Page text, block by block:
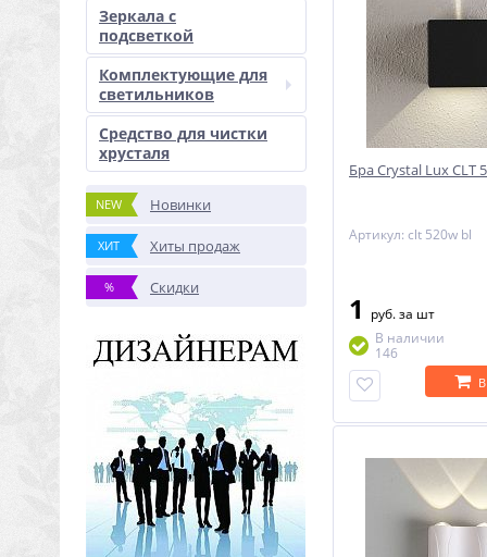
Зеркала с
подсветкой
Комплектующие для
светильников
Средство для чистки
хрусталя
NEW Новинки
ХИТ Хиты продаж
% Скидки
Бра Crystal Lux CLT
Артикул: clt 520w bl
1 руб.за шт
В наличии
146